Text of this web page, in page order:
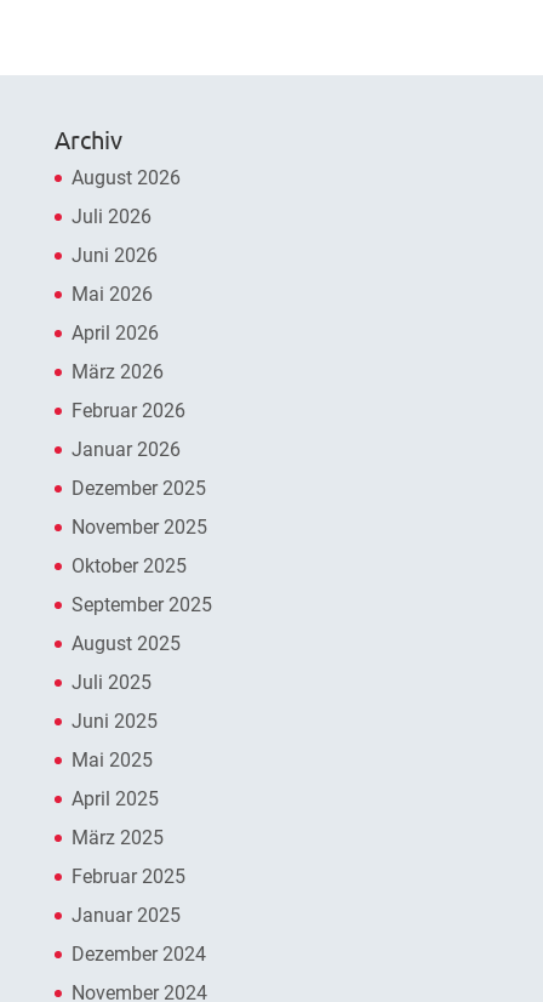
Archiv
August 2026
Juli 2026
Juni 2026
Mai 2026
April 2026
März 2026
Februar 2026
Januar 2026
Dezember 2025
November 2025
Oktober 2025
September 2025
August 2025
Juli 2025
Juni 2025
Mai 2025
April 2025
März 2025
Februar 2025
Januar 2025
Dezember 2024
November 2024